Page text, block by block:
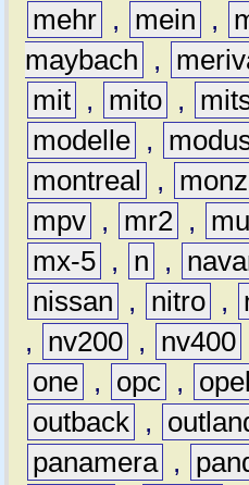
mehr , mein ,
maybach
,
mit , mito ,
modelle ,
montreal
,
mpv , mr2 ,
mx-5 , n ,
nissan
, nitro ,
,
nv200 , nv400
one , opc , opel
outback ,
panamera ,